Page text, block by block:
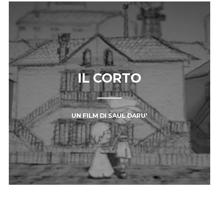
IL CORTO
UN FILM DI SAUL DARU'